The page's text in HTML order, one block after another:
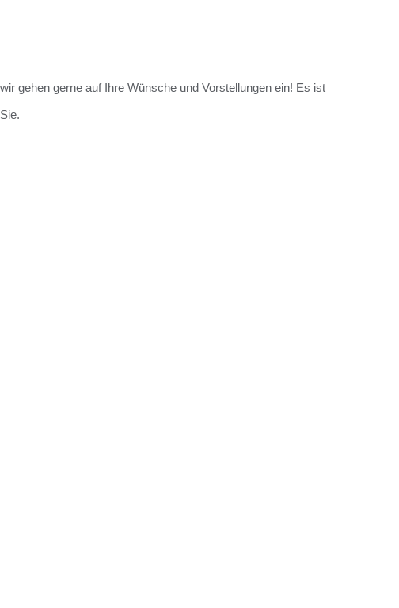
gehen gerne auf Ihre Wünsche und Vorstellungen ein! Es ist